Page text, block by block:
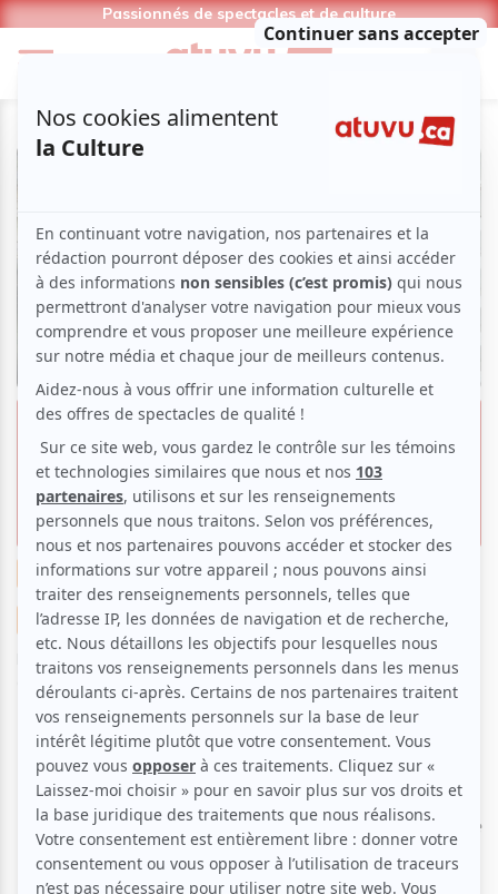
Passionnés de spectacles et de culture
«Hubert Reeves, entre les lignes» :
un rendez-vous réussi avec les
étoiles
Exposition Famille Ève a vu, Ève a aimé
Suggestions de sorties
Par
Ève Christian
| 10 juillet 2025 | Photo : Benoît Reeves |
Contenu original
On a tous un jour rêvé de rencontrer notre idole.
Pour Olivier Hernandez, directeur du Planétarium de
Montréal, ce rêve a été le moteur d'une traversée
d'océan. L'exposition gratuiteHubert Reeves, entre
les lignes
, présentée tout l'été, est bien plus qu'un
hommage à l'astrophysicien; c'est l'aboutissement